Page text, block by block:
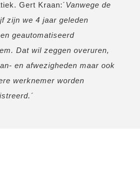
Gert Kraan:´Vanwege de
zijn we 4 jaar geleden
geautomatiseerd
Dat wil zeggen overuren,
en afwezigheden maar ook
werknemer worden